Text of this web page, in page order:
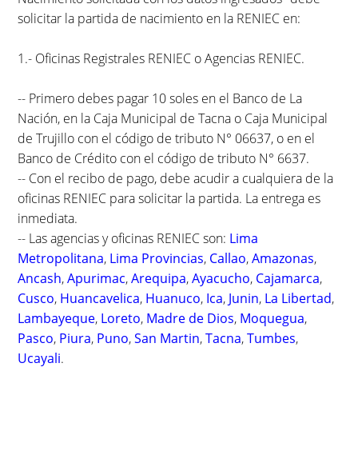
solicitar la partida de nacimiento en la RENIEC en:
1.- Oficinas Registrales RENIEC o Agencias RENIEC.
-- Primero debes pagar 10 soles en el Banco de La
Nación, en la Caja Municipal de Tacna o Caja Municipal
de Trujillo con el código de tributo N° 06637, o en el
Banco de Crédito con el código de tributo N° 6637.
-- Con el recibo de pago, debe acudir a cualquiera de la
oficinas RENIEC para solicitar la partida. La entrega es
inmediata.
-- Las agencias y oficinas RENIEC son: Lima
Metropolitana, Lima Provincias, Callao,Amazonas,
Ancash,Apurimac,Arequipa,Ayacucho, Cajamarca,
Cusco, Huancavelica, Huanuco, Ica, Junin, La Libertad,
Lambayeque, Loreto, Madre de Dios, Moquegua,
Pasco, Piura, Puno,San Martin,Tacna,Tumbes,
Ucayali.